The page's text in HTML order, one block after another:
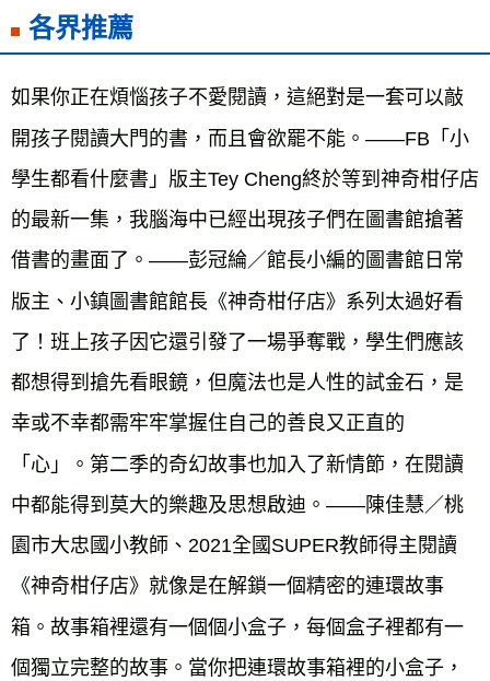
各界推薦
如果你正在煩惱孩子不愛閱讀，這絕對是一套可以敲
開孩子閱讀大門的書，而且會欲罷不能。——FB「小
學生都看什麼書」版主Tey Cheng終於等到神奇柑仔店
的最新一集，我腦海中已經出現孩子們在圖書館搶著
借書的畫面了。——彭冠綸／館長小編的圖書館日常
版主、小鎮圖書館館長《神奇柑仔店》系列太過好看
了！班上孩子因它還引發了一場爭奪戰，學生們應該
都想得到搶先看眼鏡，但魔法也是人性的試金石，是
幸或不幸都需牢牢掌握住自己的善良又正直的
「心」。第二季的奇幻故事也加入了新情節，在閱讀
中都能得到莫大的樂趣及思想啟迪。——陳佳慧／桃
園市大忠國小教師、2021全國SUPER教師得主閱讀
《神奇柑仔店》就像是在解鎖一個精密的連環故事
箱。故事箱裡還有一個個小盒子，每個盒子裡都有一
個獨立完整的故事。當你把連環故事箱裡的小盒子，